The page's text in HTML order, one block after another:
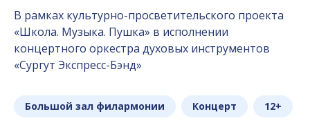
В рамках культурно-просветительского проекта
«Школа. Музыка. Пушка» в исполнении
концертного оркестра духовых инструментов
«Сургут Экспресс-Бэнд»
Большой зал филармонии Концерт 12+